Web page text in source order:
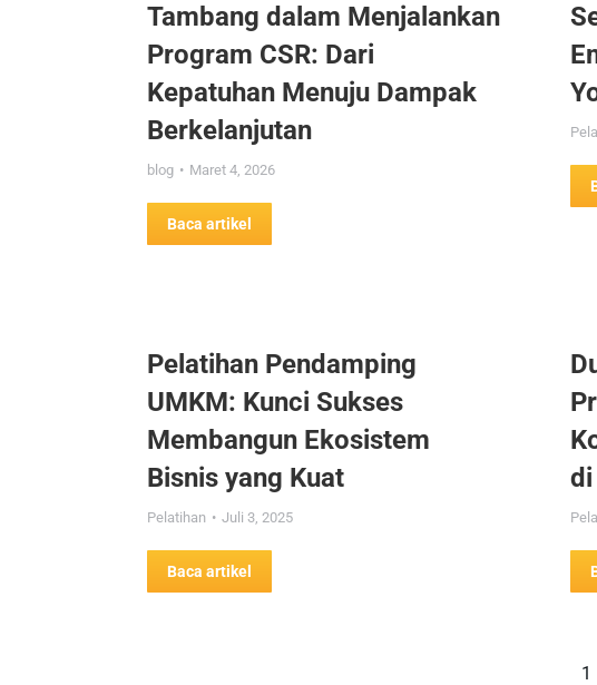
Tambang dalam Menjalankan
Program CSR: Dari
Kepatuhan Menuju Dampak
Berkelanjutan
blog Maret 4, 2026
Baca artikel
Pelatihan Pendamping
UMKM: Kunci Sukses
Membangun Ekosistem
Bisnis yang Kuat
Pelatihan Juli 3, 2025
Baca artikel
di
1